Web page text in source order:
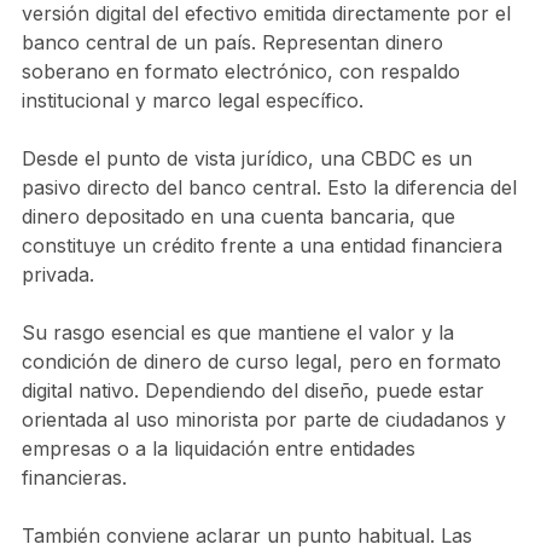
versión digital del efectivo emitida directamente por el
banco central de un país. Representan dinero
soberano en formato electrónico, con respaldo
institucional y marco legal específico.
Desde el punto de vista jurídico, una CBDC es un
pasivo directo del banco central. Esto la diferencia del
dinero depositado en una cuenta bancaria, que
constituye un crédito frente a una entidad financiera
privada.
Su rasgo esencial es que mantiene el valor y la
condición de dinero de curso legal, pero en formato
digital nativo. Dependiendo del diseño, puede estar
orientada al uso minorista por parte de ciudadanos y
empresas o a la liquidación entre entidades
financieras.
También conviene aclarar un punto habitual. Las